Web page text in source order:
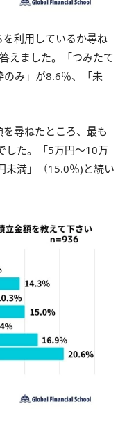
利用しているか尋ね
えました。「つみたて
み」が8.6％、「未
尋ねたところ、最も
した。「5万円～10万
未満」（15.0％)と続い